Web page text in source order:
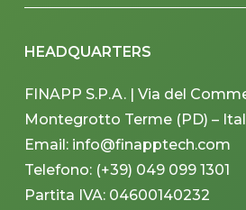
HEADQUARTERS
FINAPP S.P.A. | Via del
Montegrotto Terme (PD) –
Email: info@finapptech.com
Telefono: (+39) 049 099 1301
Partita IVA: 04600140232